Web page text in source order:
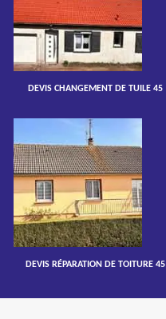
DEVIS CHANGEMENT DE TUILE 45
DEVIS RÉPARATION DE TOITURE 45